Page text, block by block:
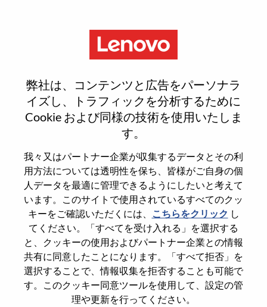
弊社は、コンテンツと広告をパーソナラ
イズし、トラフィックを分析するために
Cookie および同様の技術を使用いたしま
す。
我々又はパートナー企業が収集するデータとその利
用方法については透明性を保ち、皆様がご自身の個
人データを最適に管理できるようにしたいと考えて
います。このサイトで使用されているすべてのクッ
キーをご確認いただくには、
こちらをクリック し
てください。「すべてを受け入れる」を選択する
と、クッキーの使用およびパートナー企業との情報
共有に同意したことになります。「すべて拒否」を
選択することで、情報収集を拒否することも可能で
す。このクッキー同意ツールを使用して、設定の管
理や更新を行ってください。
Reset password
本当にパスワードをリセットします
Enter the email address associated with your
account, then click "Continue".
パスワードをリセットするためにリンクを
emailに送ります
パスワードをリセットください
E-mail*